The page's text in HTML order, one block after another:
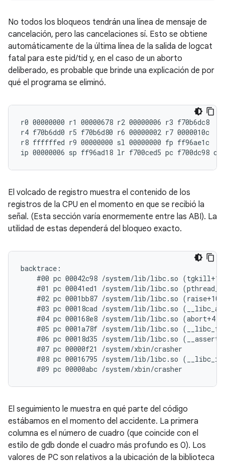
No todos los bloqueos tendrán una línea de mensaje de
cancelación, pero las cancelaciones sí. Esto se obtiene
automáticamente de la última línea de la salida de logcat
fatal para este pid/tid y, en el caso de un aborto
deliberado, es probable que brinde una explicación de por
qué el programa se eliminó.
r0 00000000 r1 00000678 r2 00000006 r3 f70b6dc8
r4 f70b6dd0 r5 f70b6d80 r6 00000002 r7 0000010c
r8 ffffffed r9 00000000 sl 00000000 fp ff96ae1c
El volcado de registro muestra el contenido de los
registros de la CPU en el momento en que se recibió la
señal. (Esta sección varía enormemente entre las ABI). La
utilidad de estas dependerá del bloqueo exacto.
backtrace:
#00 pc 00042c98 /system/lib/libc.so
#01 pc 00041ed1 /system/lib/libc.so
    #02 pc 0001bb87 /system/lib/libc.so (raise+10)
#03 pc 00018cad /system/lib/libc.so
    #04 pc 000168e8 /system/lib/libc.so (abort+4)
#05 pc 0001a78f /system/lib/libc.so
#06 pc 00018d35 /system/lib/libc.so
    #07 pc 00000f21 /system/xbin/crasher
#08 pc 00016795 /system/lib/libc.so
El seguimiento le muestra en qué parte del código
estábamos en el momento del accidente. La primera
columna es el número de cuadro (que coincide con el
estilo de gdb donde el cuadro más profundo es 0). Los
valores de PC son relativos a la ubicación de la biblioteca